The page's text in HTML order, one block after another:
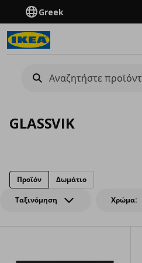
Greek
GLASSVIK
Ταξινόμηση Χρώμα:
Προϊόν Δωμάτιο